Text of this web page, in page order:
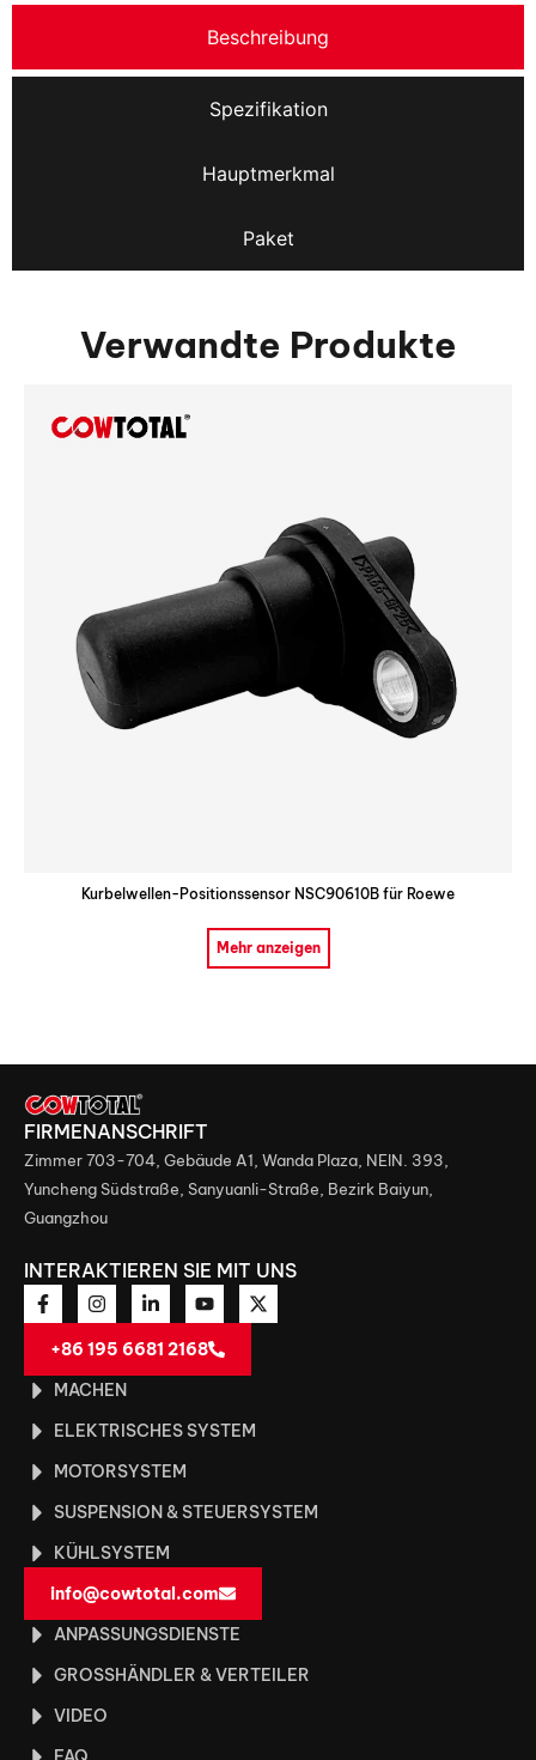
Beschreibung
Spezifikation
Hauptmerkmal
Paket
Verwandte Produkte
Kurbelwellen-Positionssensor NSC90610B für Roewe
Mehr anzeigen
FIRMENANSCHRIFT
Zimmer 703-704, Gebäude A1, Wanda Plaza, NEIN. 393,
Yuncheng Südstraße, Sanyuanli-Straße, Bezirk Baiyun,
Guangzhou
INTERAKTIEREN SIE MIT UNS
+86 195 6681 2168
MACHEN
ELEKTRISCHES SYSTEM
MOTORSYSTEM
SUSPENSION & STEUERSYSTEM
KÜHLSYSTEM
info@cowtotal.com
ANPASSUNGSDIENSTE
GROSSHÄNDLER & VERTEILER
VIDEO